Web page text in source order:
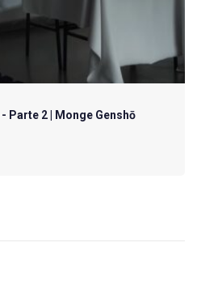
Parte 2 | Monge Genshō